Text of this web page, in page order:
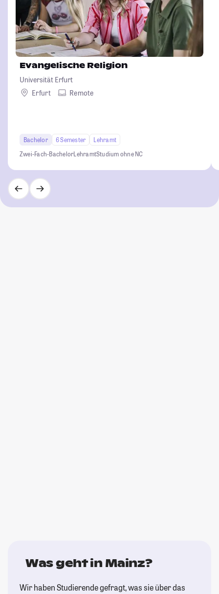
Evangelische Religion
Universität Erfurt
Erfurt
Remote
Bachelor 6 Semester
Lehramt
Zwei-Fach-BachelorLehramtStudium ohne NC
Was geht in Mainz?
Wir haben Studierende gefragt, was sie über das